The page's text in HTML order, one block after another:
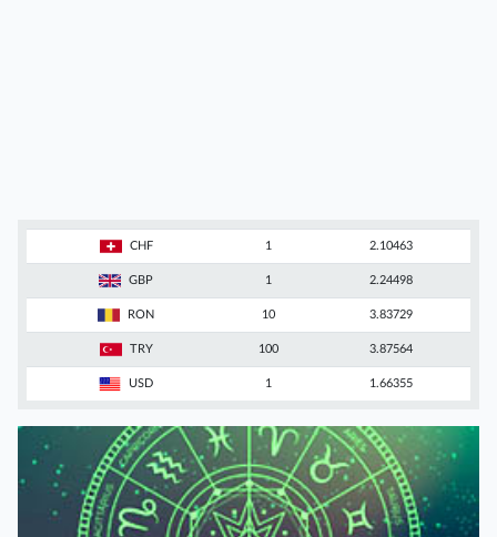
CHF 1 2.10463
GBP 1 2.24498
RON 10 3.83729
TRY 100 3.87564
USD 1 1.66355